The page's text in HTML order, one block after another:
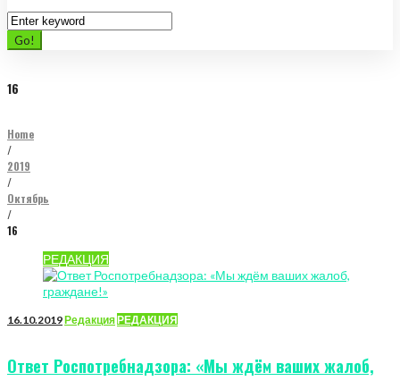
Search
for:
Go!
16
Home
/
2019
/
Октябрь
/
16
День:
16.10.2019
РЕДАКЦИЯ
16.10.2019РедакцияРЕДАКЦИЯ
Ответ Роспотребнадзора: «Мы ждём ваших жалоб,